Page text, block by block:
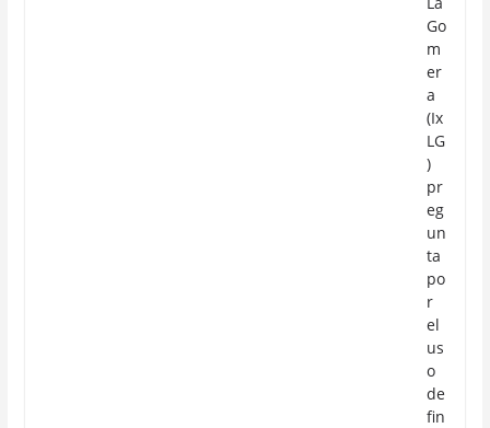
Go
m
er
a
(Ix
LG
)
pr
eg
un
ta
po
r
el
us
o
de
fin